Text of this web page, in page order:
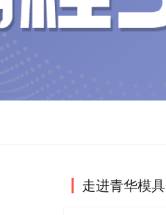
走进青华模具